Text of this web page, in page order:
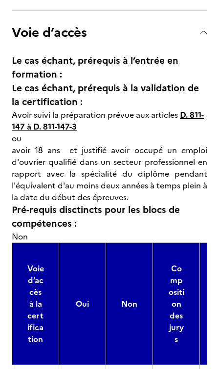
Voie d’accès
Le cas échant, prérequis à l’entrée en
formation :
Le cas échant, prérequis à la validation de
la certification :
Avoir suivi la préparation prévue aux articles D. 811-
147 à D. 811-147-3
ou
avoir 18 ans et justifié avoir occupé un emploi
d'ouvrier qualifié dans un secteur professionnel en
rapport avec la spécialité du diplôme pendant
l'équivalent d'au moins deux années à temps plein à
la date du début des épreuves.
Pré-requis disctincts pour les blocs de
compétences :
Non
Voie
d’ac
cès
à la
cert
ifica
tion
Oui Non
Co
mp
ositi
on
des
jury
s